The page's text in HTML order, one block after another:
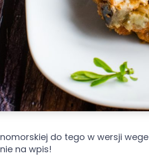
do tego w wersji wege
na wpis!